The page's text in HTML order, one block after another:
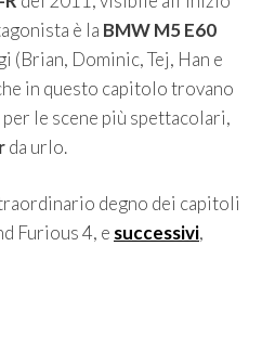
è la BMW M5 E60
(Brian, Dominic, Tej, Han e
in questo capitolo trovano
le scene più spettacolari,
da urlo.
degno dei capitoli
Furious 4, e successivi,